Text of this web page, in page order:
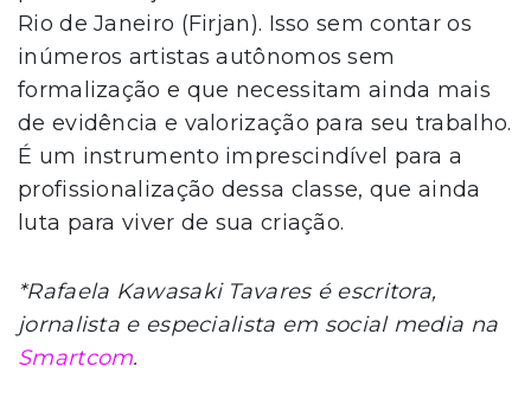
Rio de Janeiro (Firjan). Isso sem contar os
inúmeros artistas autônomos sem
formalização e que necessitam ainda mais
de evidência e valorização para seu trabalho.
É um instrumento imprescindível para a
profissionalização dessa classe, que ainda
luta para viver de sua criação.
*Rafaela Kawasaki Tavares é escritora,
jornalista e especialista em social media na
Smartcom.